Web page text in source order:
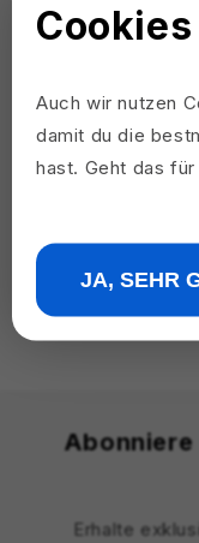
Abonniere
Erhalte
Auch wir nutzen
damit du die
hast. Geht das
JA, SEHR